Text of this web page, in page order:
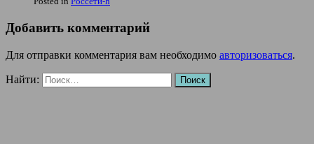
Добавить комментарий
Для отправки комментария вам необходимо авторизоваться.
Найти: